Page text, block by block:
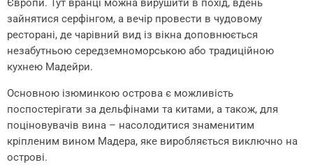
Європи. Тут вранці можна вирушити в похід, вдень
зайнятися серфінгом, а вечір провести в чудовому
ресторані, де чарівний вид із вікна доповнюється
незабутньою середземноморською або традиційною
кухнею Мадейри.
Основною ізюминкою острова є можливість
поспостерігати за дельфінами та китами, а також, для
поціновувачів вина – насолодитися знаменитим
кріпленим вином Мадера, яке виробляється виключно на
острові.